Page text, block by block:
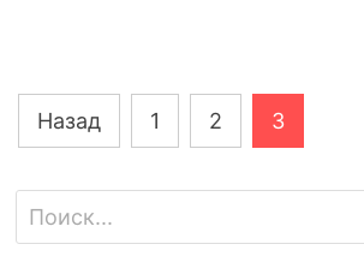
Навигация
по
записям
Назад 1 2 3
Найти: